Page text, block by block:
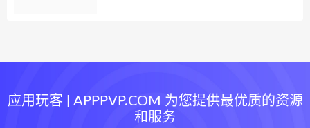
应用玩客 | APPPVP.COM 为您提供最优质的资源
和服务